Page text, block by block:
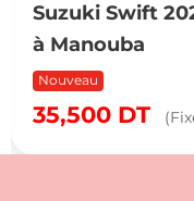
Suzuki Swift
à Manouba
Nouveau
35,500 DT